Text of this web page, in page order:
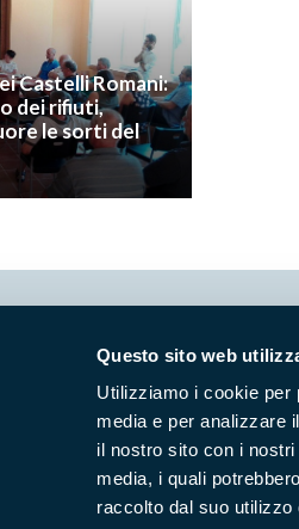
Questo sito web
Utilizziamo i cookie per
media e per analizzare
il nostro sito con i
media, i quali
raccolto dal suo utilizzo
Castelli Romani:
dei rifiuti,
le sorti del